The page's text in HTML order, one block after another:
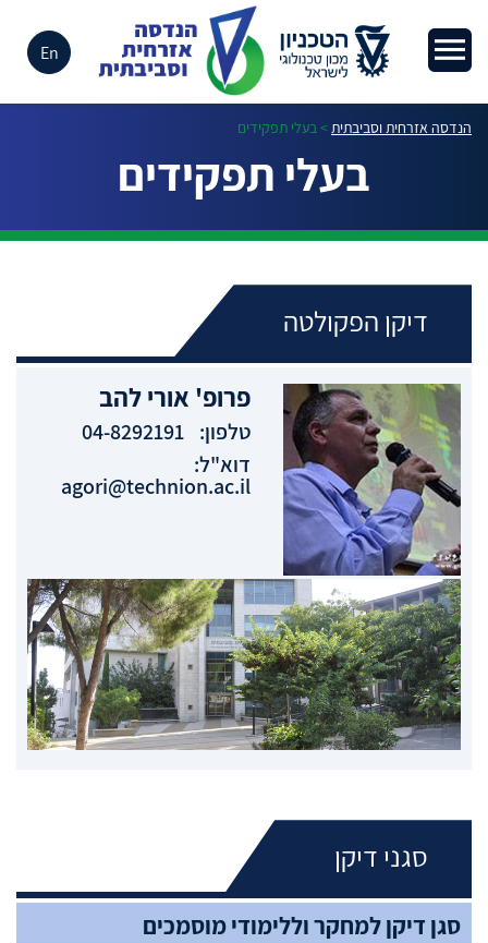
En
הנדסה אזרחית וסביבתית>בעלי תפקידים
בעלי תפקידים
דיקן הפקולטה
פרופ' אורילהב
טלפון: 04-8292191
דוא"ל:
agori@technion.ac.il
סגני דיקן
סגן דיקן למחקר וללימודי מוסמכים